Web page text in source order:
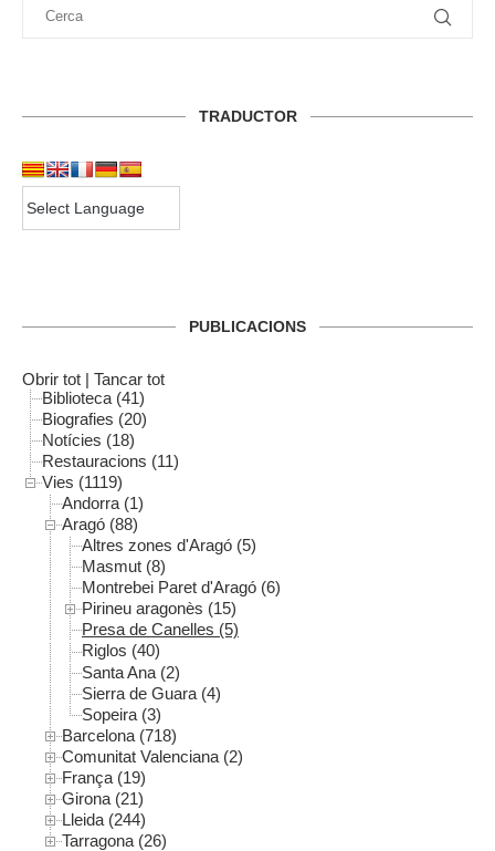
TRADUCTOR
PUBLICACIONS
Obrir tot | Tancar tot
Biblioteca (41)
Biografies (20)
Notícies (18)
Restauracions (11)
Vies (1119)
Andorra (1)
Aragó (88)
Altres zones d'Aragó (5)
Masmut (8)
Montrebei Paret d'Aragó (6)
Pirineu aragonès (15)
Presa de Canelles (5)
Riglos (40)
Santa Ana (2)
Sierra de Guara (4)
Sopeira (3)
Barcelona (718)
Comunitat Valenciana (2)
França (19)
Girona (21)
Lleida (244)
Tarragona (26)